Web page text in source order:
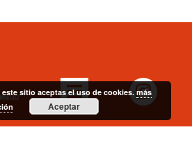
sitio aceptas el uso de cookies.más
Aceptar